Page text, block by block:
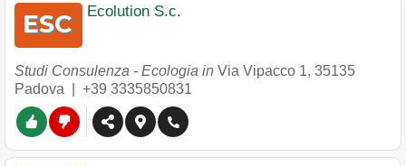
Ecolution S.c.
Studi Consulenza - Ecologia in Via Vipacco 1, 35135
Padova
+39 3335850831